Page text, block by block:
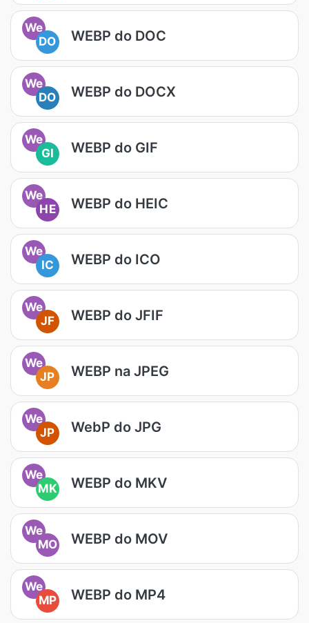
We
DO
WEBP do DOC
We
DO
WEBP do DOCX
We
GI
WEBP do GIF
We
HE
WEBP do HEIC
We
IC
WEBP do ICO
We
JF
WEBP do JFIF
We
JP
WEBP na JPEG
We
JP
WebP do JPG
We
MK
WEBP do MKV
We
MO
WEBP do MOV
We
MP
WEBP do MP4